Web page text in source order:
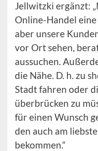
Jellwitzki ergänzt:
Online-Handel
aber unsere
vor Ort sehen,
aussuchen.
die Nähe. D. h. zu
Stadt fahren oder
überbrücken zu
für einen Wunsch
den auch am
bekommen.“